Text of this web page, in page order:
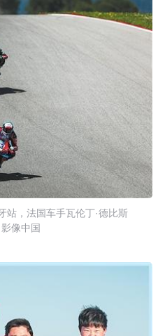
站，法国车手瓦伦丁·德比斯
像中国